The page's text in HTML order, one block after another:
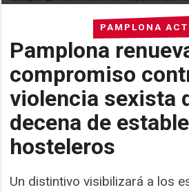
PAMPLONA
Pamplona
compromiso
violencia sexista
decena de
hosteleros
Un distintivo visibilizará a los